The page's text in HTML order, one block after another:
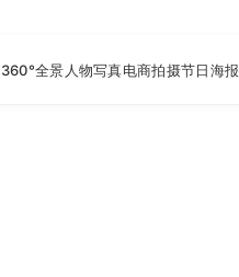
360°全景 人物写真电商拍摄节日海报